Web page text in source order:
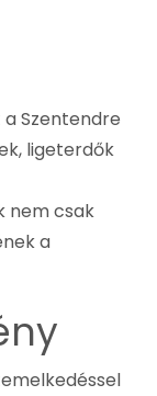
Szentendre
ligeterdők
nem csak
a